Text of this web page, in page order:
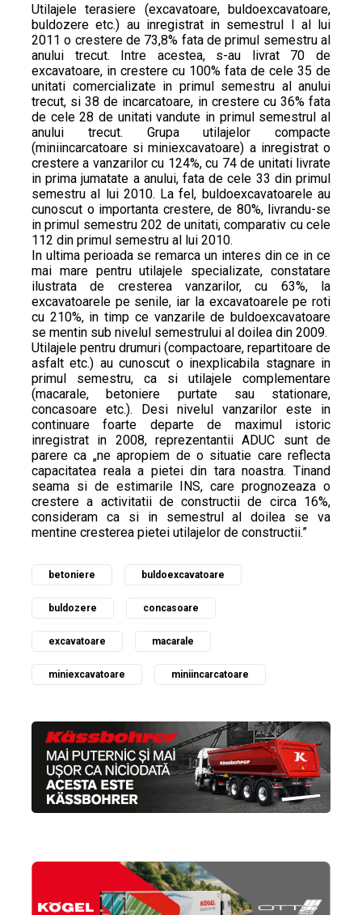
Utilajele terasiere (excavatoare, buldoexcavatoare,
buldozere etc.) au inregistrat in semestrul I al lui
2011 o crestere de 73,8% fata de primul semestru al
anului trecut. Intre acestea, s-au livrat 70 de
excavatoare, in crestere cu 100% fata de cele 35 de
unitati comercializate in primul semestru al anului
trecut, si 38 de incarcatoare, in crestere cu 36% fata
de cele 28 de unitati vandute in primul semestrul al
anului trecut. Grupa utilajelor compacte
(miniincarcatoare si miniexcavatoare) a inregistrat o
crestere a vanzarilor cu 124%, cu 74 de unitati livrate
in prima jumatate a anului, fata de cele 33 din primul
semestru al lui 2010. La fel, buldoexcavatoarele au
cunoscut o importanta crestere, de 80%, livrandu-se
in primul semestru 202 de unitati, comparativ cu cele
112 din primul semestru al lui 2010.
In ultima perioada se remarca un interes din ce in ce
mai mare pentru utilajele specializate, constatare
ilustrata de cresterea vanzarilor, cu 63%, la
excavatoarele pe senile, iar la excavatoarele pe roti
cu 210%, in timp ce vanzarile de buldoexcavatoare
se mentin sub nivelul semestrului al doilea din 2009.
Utilajele pentru drumuri (compactoare, repartitoare de
asfalt etc.) au cunoscut o inexplicabila stagnare in
primul semestru, ca si utilajele complementare
(macarale, betoniere purtate sau stationare,
concasoare etc.). Desi nivelul vanzarilor este in
continuare foarte departe de maximul istoric
inregistrat in 2008, reprezentantii ADUC sunt de
parere ca „ne apropiem de o situatie care reflecta
capacitatea reala a pietei din tara noastra. Tinand
seama si de estimarile INS, care prognozeaza o
crestere a activitatii de constructii de circa 16%,
consideram ca si in semestrul al doilea se va
mentine cresterea pietei utilajelor de constructii.”
betoniere buldoexcavatoare
buldozere concasoare
excavatoare macarale
miniexcavatoare miniincarcatoare